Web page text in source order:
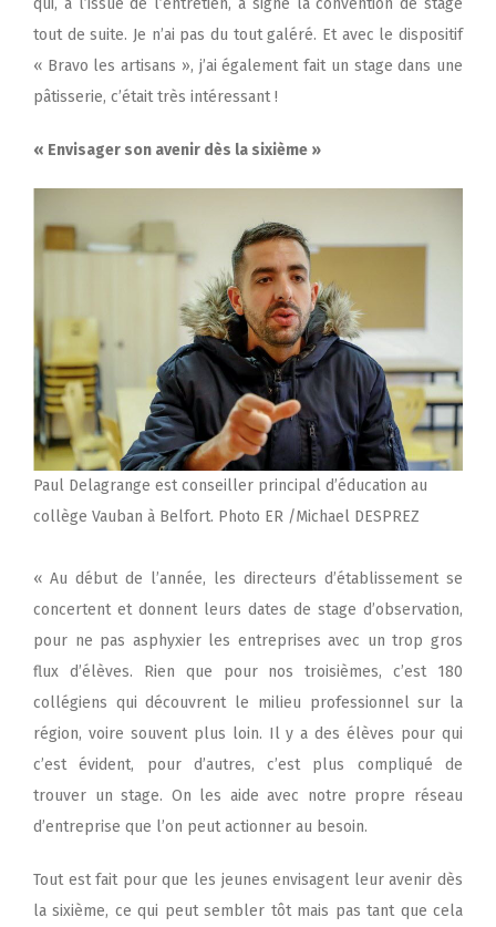
tout de suite. Je n’ai pas du tout galéré. Et avec le dispositif
« Bravo les artisans », j’ai également fait un stage dans une
pâtisserie, c’était très intéressant !
« Envisager son avenir dès la sixième »
Paul Delagrange est conseiller principal d’éducation au
collège Vauban à Belfort. Photo ER /Michael DESPREZ
« Au début de l’année, les directeurs d’établissement se
concertent et donnent leurs dates de stage d’observation,
pour ne pas asphyxier les entreprises avec un trop gros
flux d’élèves. Rien que pour nos troisièmes, c’est 180
collégiens qui découvrent le milieu professionnel sur la
région, voire souvent plus loin. Il y a des élèves pour qui
c’est évident, pour d’autres, c’est plus compliqué de
trouver un stage. On les aide avec notre propre réseau
d’entreprise que l’on peut actionner au besoin.
Tout est fait pour que les jeunes envisagent leur avenir dès
la sixième, ce qui peut sembler tôt mais pas tant que cela